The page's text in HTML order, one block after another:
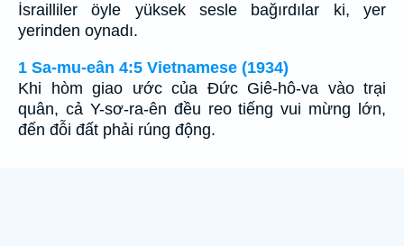
İsrailliler öyle yüksek sesle bağırdılar ki, yer
yerinden oynadı.
1 Sa-mu-eân 4:5 Vietnamese (1934)
Khi hòm giao ước của Ðức Giê-hô-va vào trại
quân, cả Y-sơ-ra-ên đều reo tiếng vui mừng lớn,
đến đỗi đất phải rúng động.